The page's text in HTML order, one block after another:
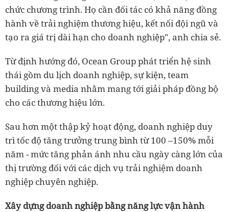
chức chương trình. Họ cần đối tác có khả năng đồng
hành về trải nghiệm thương hiệu, kết nối đội ngũ và
tạo ra giá trị dài hạn cho doanh nghiệp", anh chia sẻ.
Từ định hướng đó, Ocean Group phát triển hệ sinh
thái gồm du lịch doanh nghiệp, sự kiện, team
building và media nhằm mang tới giải pháp đồng bộ
cho các thương hiệu lớn.
Sau hơn một thập kỷ hoạt động, doanh nghiệp duy
trì tốc độ tăng trưởng trung bình từ 100 –150% mỗi
năm - mức tăng phản ánh nhu cầu ngày càng lớn của
thị trường đối với các dịch vụ trải nghiệm doanh
nghiệp chuyên nghiệp.
Xây dựng doanh nghiệp bằng năng lực vận hành